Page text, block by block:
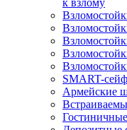
к взлому
SMART-
Армейские